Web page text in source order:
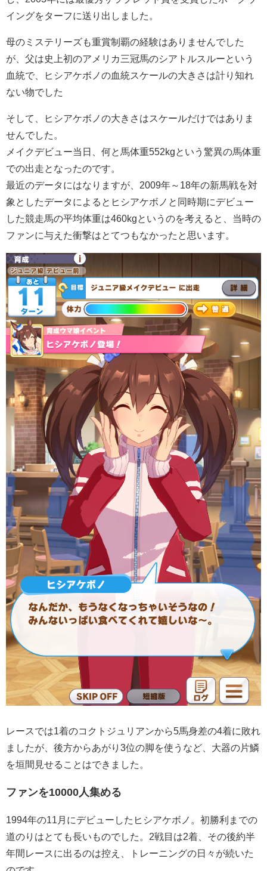
イングをターフに送り出しました。
母のミステリーズも重賞制覇の経験はありませんでした
が、父は史上初のアメリカ三冠馬のシアトルスルーという
血統で、ヒシアケボノの血統スケールの大きさは計り知れ
ない物でした
そして、ヒシアケボノの大きさはスケールだけではありま
せんでした。
メイクデビュー当日、何と馬体重552kgという驚異の馬体重
での出走となったのです。
最近のデータにはなりますが、2009年～18年の新馬戦を対
象としたデータによるとヒシアケボノと同時期にデビュー
した競走馬の平均体重は460kgというのを考えると、当時の
ファンに与えた衝撃はとてつもなかったと思います。
レースでは1着のコクトジュリアンから5馬身差の4着に敗れ
ましたが、後方からあがり3位の脚を使うなど、大器の片鱗
を垣間見せることはできました。
ファンを10000人集める
1994年の11月にデビューしたヒシアケボノ。初勝利までの
道のりはとても長いものでした。2戦目は2着、その後約半
年間レースに出るのは控え、トレーニングの日々が続いた